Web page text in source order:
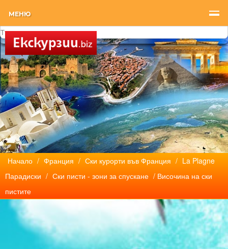
МЕНЮ
Начало / Франция / Ски курорти във Франция / La Plagne
Парадиски / Ски писти - зони за спускане / Височина на ски
пистите